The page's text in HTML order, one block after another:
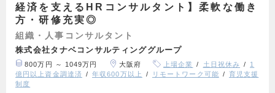
経済を支えるHRコンサルタント】柔軟な働き
方・研修充実◎
組織・人事コンサルタント
株式会社タナベコンサルティンググループ
800万円 ～ 1049万円 大阪府 上場企業 土日祝休み
1
億円以上資金調達済
年収600万以上 リモートワーク可能
育児支援
制度